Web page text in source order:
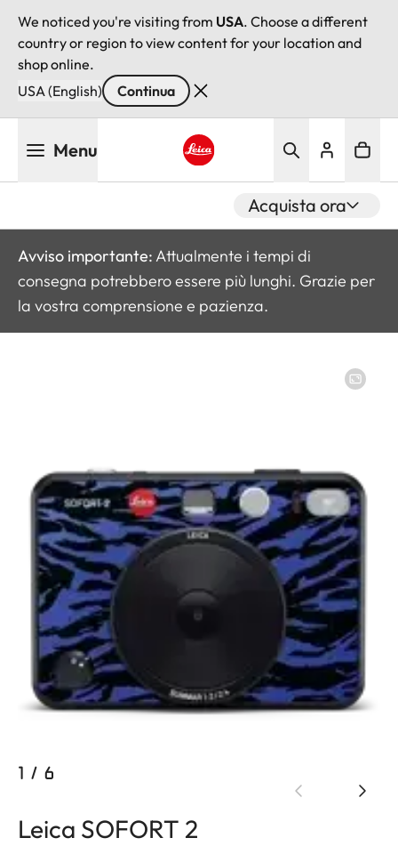
We noticed you're visiting from USA. Choose a different
country or region to view content for your location and
shop online.
USA (English)
Continua
Menu
Acquista ora
Avviso importante: Attualmente i tempi di
consegna potrebbero essere più lunghi. Grazie per
la vostra comprensione e pazienza.
1 / 6
Leica SOFORT 2